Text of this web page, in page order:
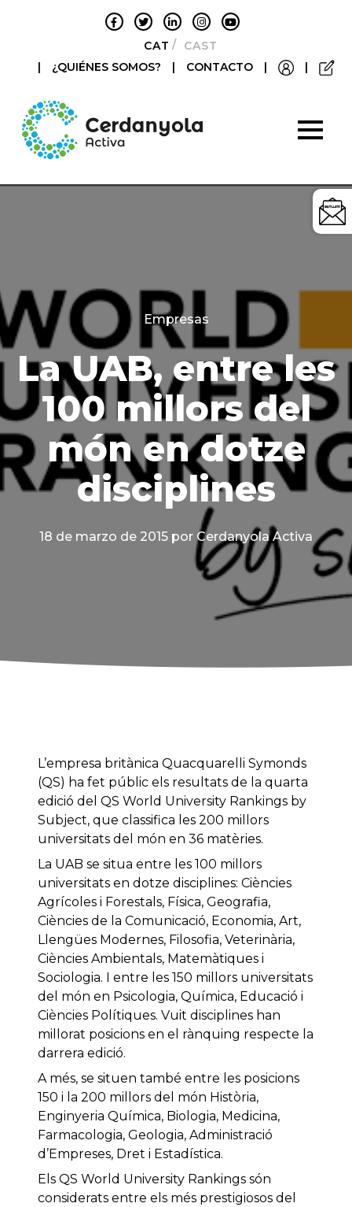
CATALÀCASTELLANO
|
¿QUIÉNES SOMOS? | CONTACTO | |
Categories
Empresas
La UAB, entre les
100 millors del
món en dotze
disciplines
18 de marzo de 2015 por Cerdanyola Activa
L’empresa britànica Quacquarelli Symonds
(QS) ha fet públic els resultats de la quarta
edició del QS World University Rankings by
Subject, que classifica les 200 millors
universitats del món en 36 matèries.
La UAB se situa entre les 100 millors
universitats en dotze disciplines: Ciències
Agrícoles i Forestals, Física, Geografia,
Ciències de la Comunicació, Economia, Art,
Llengües Modernes, Filosofia, Veterinària,
Ciències Ambientals, Matemàtiques i
Sociologia. I entre les 150 millors universitats
del món en Psicologia, Química, Educació i
Ciències Polítiques. Vuit disciplines han
millorat posicions en el rànquing respecte la
darrera edició.
A més, se situen també entre les posicions
150 i la 200 millors del món Història,
Enginyeria Química, Biologia, Medicina,
Farmacologia, Geologia, Administració
d’Empreses, Dret i Estadística.
Els QS World University Rankings són
considerats entre els més prestigiosos del